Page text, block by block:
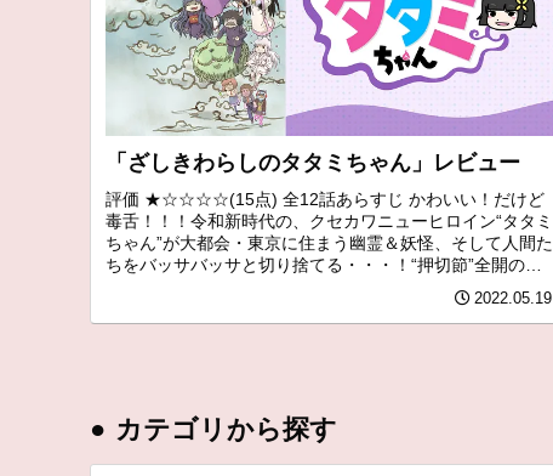
「ざしきわらしのタタミちゃん」レビュー
評価 ★☆☆☆☆(15点) 全12話あらすじ かわいい！だけど
毒舌！！！令和新時代の、クセカワニューヒロイン“タタミ
ちゃん”が大都会・東京に住まう幽霊＆妖怪、そして人間た
ちをバッサバッサと切り捨てる・・・！“押切節”全開の、
2022.05.19
● カテゴリから探す